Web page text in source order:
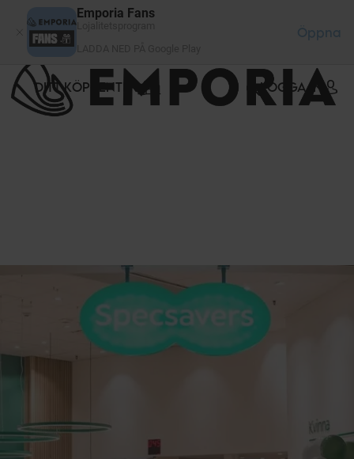
Emporia Fans
Öppna
DITT KÖPCENTER LOGGA IN
Cookie- hanteringspanel